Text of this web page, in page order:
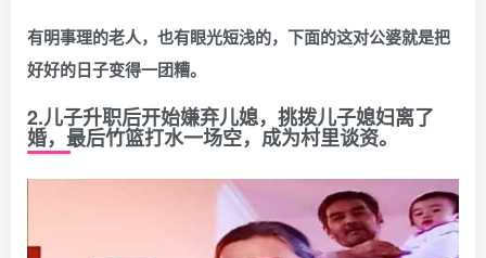
有明事理的老人，也有眼光短浅的，下面的这对公婆就是把
好好的日子变得一团糟。
2.儿子升职后开始嫌弃儿媳，挑拨儿子媳妇离了
婚，最后竹篮打水一场空，成为村里谈资。